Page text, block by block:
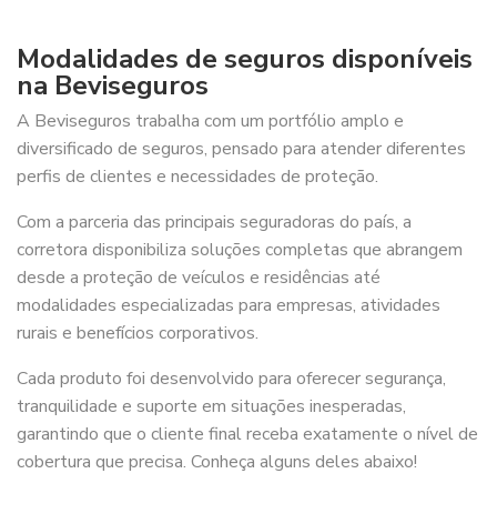
Modalidades de seguros disponíveis
na Beviseguros
A Beviseguros trabalha com um portfólio amplo e
diversificado de seguros, pensado para atender diferentes
perfis de clientes e necessidades de proteção.
Com a parceria das principais seguradoras do país, a
corretora disponibiliza soluções completas que abrangem
desde a proteção de veículos e residências até
modalidades especializadas para empresas, atividades
rurais e benefícios corporativos.
Cada produto foi desenvolvido para oferecer segurança,
tranquilidade e suporte em situações inesperadas,
garantindo que o cliente final receba exatamente o nível de
cobertura que precisa. Conheça alguns deles abaixo!